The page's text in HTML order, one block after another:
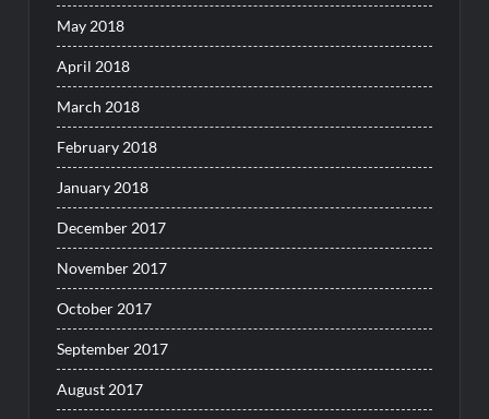
May 2018
April 2018
March 2018
February 2018
January 2018
December 2017
November 2017
October 2017
September 2017
August 2017